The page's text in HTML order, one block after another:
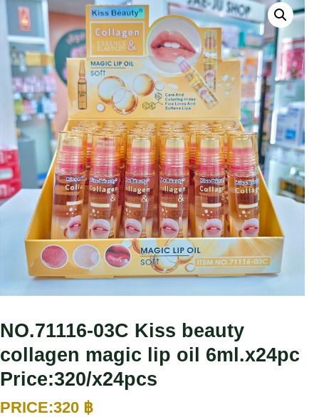
NO.71116-03C Kiss beauty
collagen magic lip oil 6ml.x24pc
Price:320/x24pcs
320 ฿